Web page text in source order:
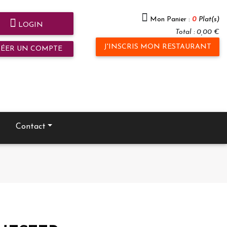
LOGIN
UN COMPTE
Mon Panier : 0 Plat(s)
Total : 0,00 €
J'INSCRIS MON RESTAURANT
Contact